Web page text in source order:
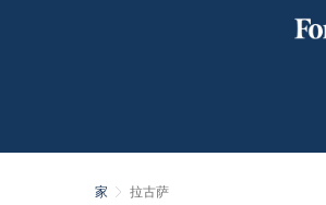
家 拉古萨